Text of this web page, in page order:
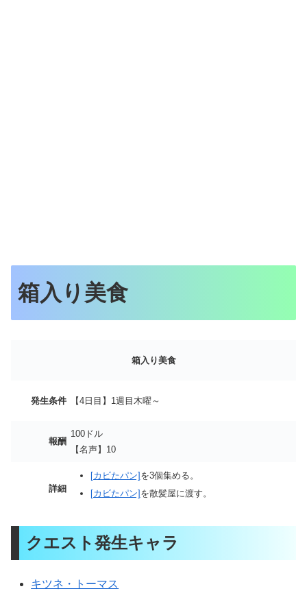
箱入り美食
箱入り美食
発生条件 【4日目】1週目木曜～
報酬
100ドル
【名声】10
詳細
[カビたパン] を3個集める。
[カビたパン]を散髪屋に渡す。
クエスト発生キャラ
キツネ・トーマス